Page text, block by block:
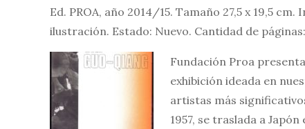
Ed. PROA, año 2014/15. Tamaño 27,5 x 19,5
ilustración. Estado: Nuevo. Cantidad de
Fundación Proa
exhibición ideada en
artistas más
1957, se traslada a